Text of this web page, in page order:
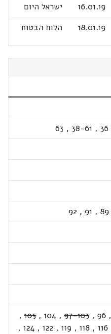
16.01.19
ישראל היום
18.01.19 הלוח הבטוח
36
,
38-61
,
63
89
,
91
,
92
,
96
,
97-103
,
104
,
105
,
116
,
118
,
119
,
122
,
124
,